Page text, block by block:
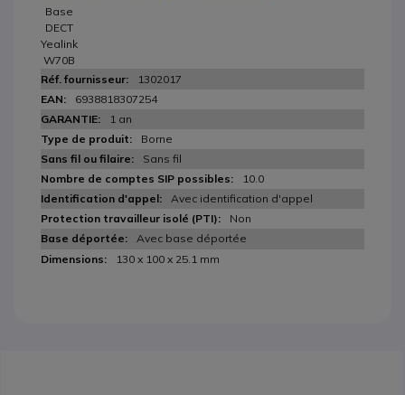
Base
DECT
Yealink
W70B
1302017
6938818307254
1 an
Borne
Sans fil
10.0
Avec identification d'appel
Non
Avec base déportée
130 x 100 x 25.1 mm